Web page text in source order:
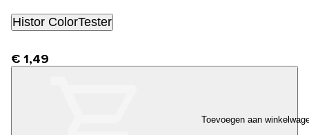
Histor ColorTester
€ 1,49
Toevoegen aan